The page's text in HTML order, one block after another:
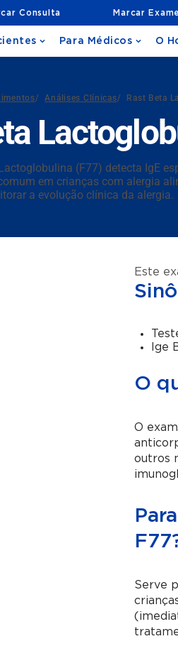
Consulta Marcar Exame
Para Médicos O
/ Análises Clínicas/ Rast Beta
(F77) detecta IgE
em crianças com alergia
a evolução clínica da alergia.
Este
Ige
O
O
outros
Serve